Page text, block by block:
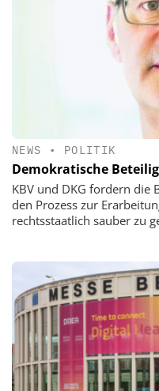
NEWS • POLITIK
Demokratische
KBV und DKG fordern die
den Prozess zur
rechtsstaatlich sauber zu